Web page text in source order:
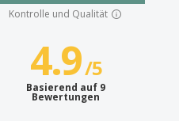
Kontrolle und Qualität
4.9/5
Basierend auf 9
Bewertungen